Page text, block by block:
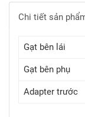
Chi tiết sản
Gạt bên lái
Gạt bên phụ
Adapter trước